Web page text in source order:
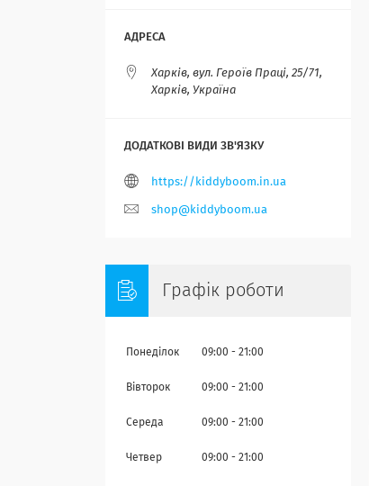
Харків, вул. Героїв Праці, 25/71,
Харків, Україна
https://kiddyboom.in.ua
shop@kiddyboom.ua
Графік роботи
Понеділок 09:00 21:00
Вівторок 09:00 21:00
Середа 09:00 21:00
Четвер 09:00 21:00